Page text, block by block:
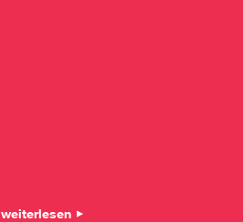
weiterlesen